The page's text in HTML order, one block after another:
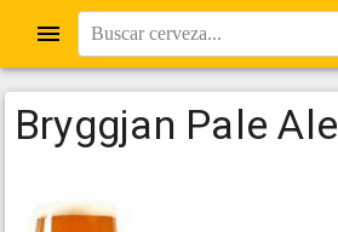
Buscar cerveza...
Bryggjan Pale Ale